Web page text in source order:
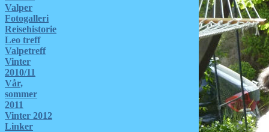
Valper
Fotogalleri
Reisehistorie
Leo treff
Valpetreff
Vinter
2010/11
Vår,
sommer
2011
Vinter 2012
Linker